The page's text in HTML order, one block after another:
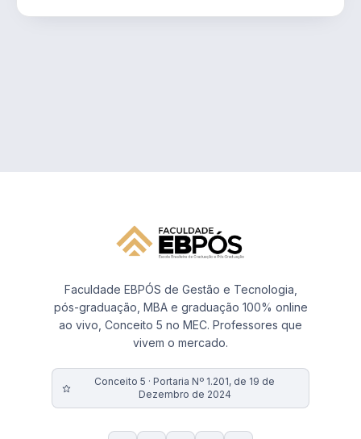
Faculdade EBPÓS de Gestão e Tecnologia,
pós-graduação, MBA e graduação 100% online
ao vivo, Conceito 5 no MEC. Professores que
vivem o mercado.
Conceito 5 · Portaria Nº 1.201, de 19 de
Dezembro de 2024